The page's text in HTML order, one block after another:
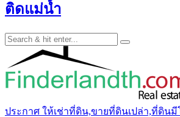
ติดแม่น้ำ
ประกาศ ให้เช่าที่ดิน,ขายที่ดินเปล่า,ที่ดิน